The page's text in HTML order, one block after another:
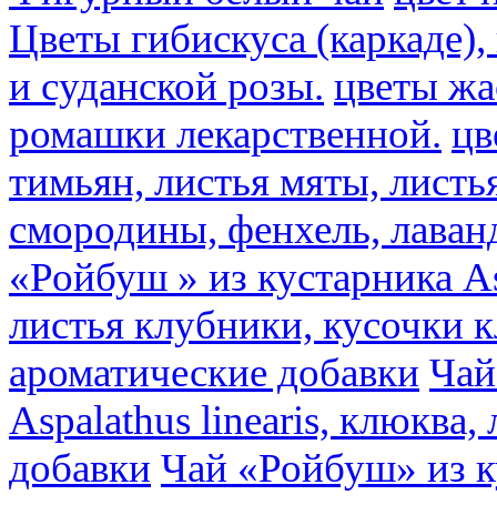
Цветы гибискуса
и суданской розы. цветы
ромашки лекарственной.
тимьян, листья мяты,
смородины, фенхель,
«Ройбуш » из кустарника
листья клубники, кусочки
ароматические добавки
Aspalathus linearis, клюква,
добавки Чай «Ройбуш» из